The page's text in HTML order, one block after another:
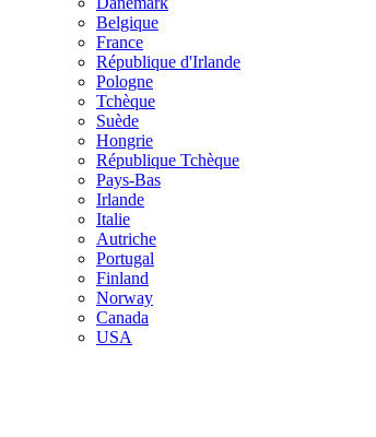
Belgique
France
République d'Irlande
Pologne
Tchèque
Suède
Hongrie
République Tchèque
Pays-Bas
Irlande
Italie
Autriche
Portugal
Finland
Norway
Canada
USA